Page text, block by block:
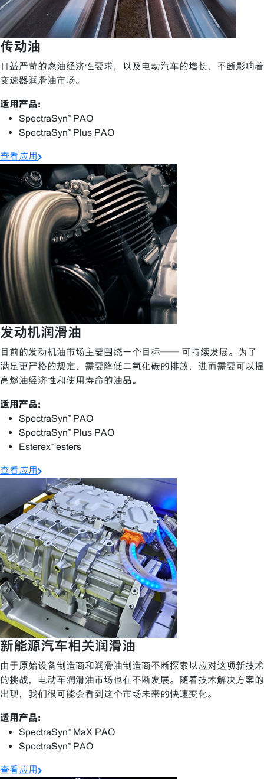
传动油
日益严苛的燃油经济性要求，以及电动汽车的增长，不断影响着
变速器润滑油市场。
适用产品:
SpectraSyn™ PAO
SpectraSyn™ Plus PAO
查看应用
发动机润滑油
目前的发动机油市场主要围绕一个目标—— 可持续发展。为了
满足更严格的规定，需要降低二氧化碳的排放，进而需要可以提
高燃油经济性和使用寿命的油品。
适用产品:
SpectraSyn™ PAO
SpectraSyn™ Plus PAO
Esterex™ esters
查看应用
新能源汽车相关润滑油
由于原始设备制造商和润滑油制造商不断探索以应对这项新技术
的挑战，电动车润滑油市场也在不断发展。随着技术解决方案的
出现，我们很可能会看到这个市场未来的快速变化。
适用产品:
SpectraSyn™ MaX PAO
SpectraSyn™ PAO
查看应用